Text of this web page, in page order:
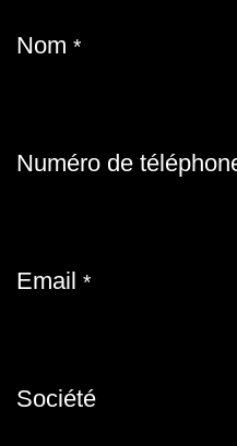
Nom *
Numéro de
Email *
Société